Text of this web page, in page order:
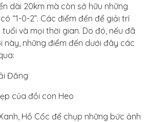
dài 20km mà còn sở hữu những
“1-0-2”. Các điểm đến để giải trí
và mọi thời gian. Do đó, nếu đã
này, những điểm đến dưới đây các
Đăng
của đồi con Heo
Hồ Cốc để chụp những bức ảnh